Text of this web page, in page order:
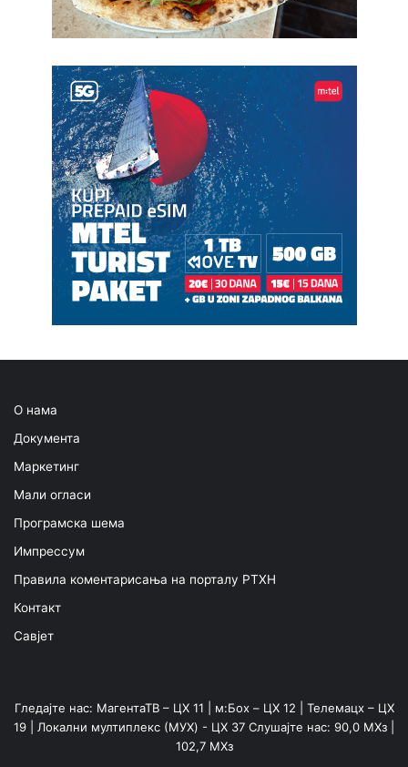
О нама
Документа
Маркетинг
Мали огласи
Програмска шема
Импрессум
Правила коментарисања на порталу РТХН
Контакт
Савјет
Гледајте нас: МагентаТВ – ЦХ 11 | м:Боx – ЦХ 12 | Телемацх – ЦХ
19 | Локални мултиплекс (МУX) - ЦХ 37 Слушајте нас: 90,0 МХз |
102,7 МХз